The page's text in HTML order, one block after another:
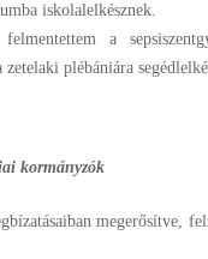
iskolalelkésznek.
a
zetelaki plébániára
kormányzók
megerősítve,